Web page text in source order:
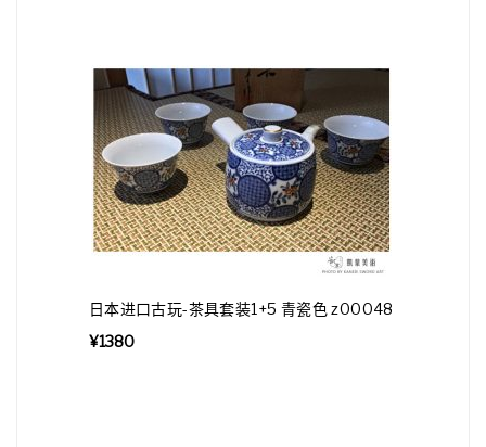
日本进口古玩-茶具套装1+5 青瓷色 z00048
¥1380